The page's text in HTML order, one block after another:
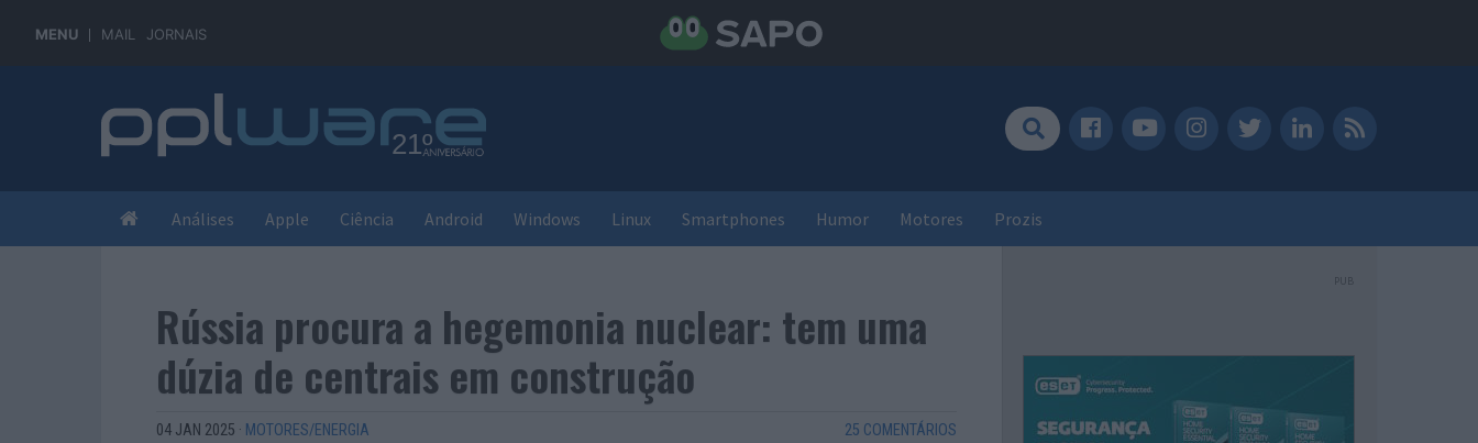
MENU MAIL JORNAIS
Análises Apple Ciência Android Windows Linux Smartphones Humor Motores Prozis
Rússia procura a hegemonia nuclear: tem uma
dúzia de centrais em construção
04 JAN 2025 · MOTORES/ENERGIA 25 COMENTÁRIOS
PUB